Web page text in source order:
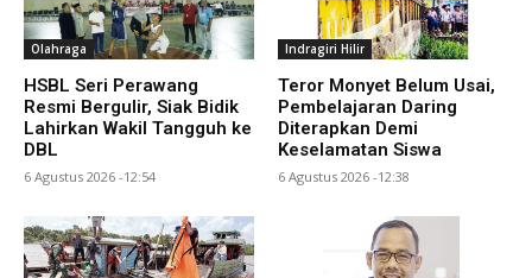
Olahraga
HSBL Seri Perawang
Resmi Bergulir, Siak Bidik
Lahirkan Wakil Tangguh ke
DBL
6 Agustus 2026 -12:54
Indragiri Hilir
Teror Monyet Belum Usai,
Pembelajaran Daring
Diterapkan Demi
Keselamatan Siswa
6 Agustus 2026 -12:38